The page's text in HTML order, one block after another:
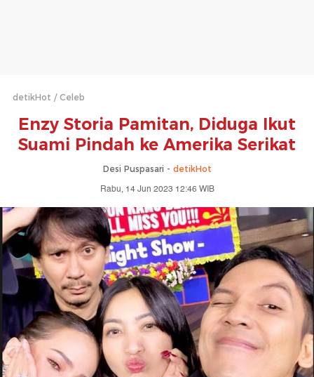
detikHot Celeb
Enzy Storia Pamitan, Diduga Ikut
Suami Pindah ke Amerika Serikat
Desi Puspasari - detikHot
Rabu, 14 Jun 2023 12:46 WIB